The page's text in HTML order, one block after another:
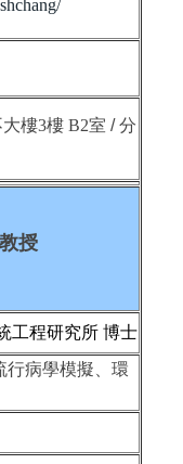
大樓3樓 B2室 / 分
授
工程研究所 博士
行病學模擬、環